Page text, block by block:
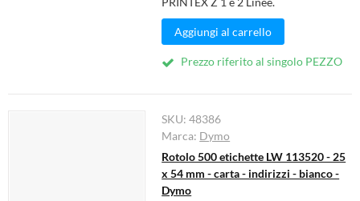
Aggiungi al carrello
Prezzo riferito al singolo PEZZO
SKU:48386
Marca: Dymo
Rotolo 500 etichette LW 113520 - 25
x 54 mm - carta - indirizzi - bianco -
Dymo